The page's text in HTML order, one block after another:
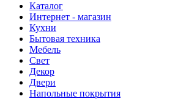
Каталог
Интернет - магазин
Кухни
Бытовая техника
Мебель
Свет
Декор
Двери
Напольные покрытия